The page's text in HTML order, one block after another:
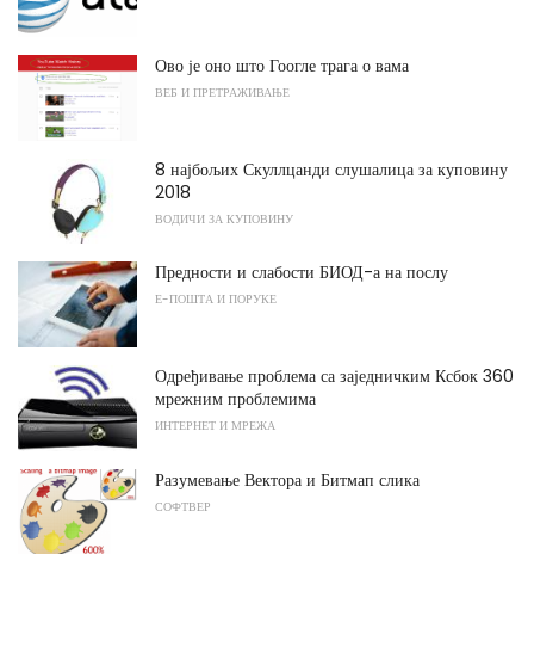
Ово је оно што Гоогле трага о вама
ВЕБ И ПРЕТРАЖИВАЊЕ
8 најбољих Скуллцанди слушалица за куповину
2018
ВОДИЧИ ЗА КУПОВИНУ
Предности и слабости БИОД-а на послу
Е-ПОШТА И ПОРУКЕ
Одређивање проблема са заједничким Ксбок 360
мрежним проблемима
ИНТЕРНЕТ И МРЕЖА
Разумевање Вектора и Битмап слика
СОФТВЕР